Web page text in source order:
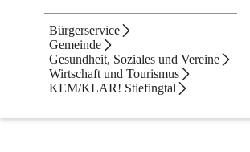
Bürgerservice
Gemeinde
Gesundheit, Soziales und Vereine
Wirtschaft und Tourismus
KEM/KLAR! Stiefingtal
Gemeindevorstand